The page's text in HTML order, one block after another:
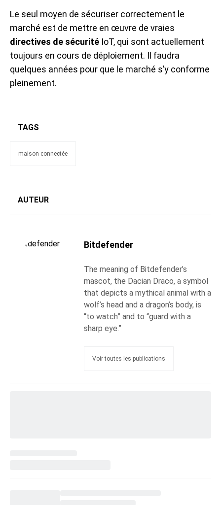
Le seul moyen de sécuriser correctement le
marché est de mettre en œuvre de vraies
directives de sécurité IoT, qui sont actuellement
toujours en cours de déploiement. Il faudra
quelques années pour que le marché s’y conforme
pleinement.
TAGS
maison connectée
AUTEUR
Bitdefender
The meaning of Bitdefender’s
mascot, the Dacian Draco, a symbol
that depicts a mythical animal with a
wolf’s head and a dragon’s body, is
“to watch” and to “guard with a
sharp eye.”
Voir toutes les publications